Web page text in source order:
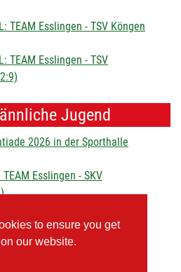
to ensure you get
our website.
TEAM Esslingen - TSV Köngen
TEAM Esslingen - TSV
Jugend
2026 in der Sporthalle
TEAM Esslingen - SKV
Stuttgart Waldau 2 - TEAM